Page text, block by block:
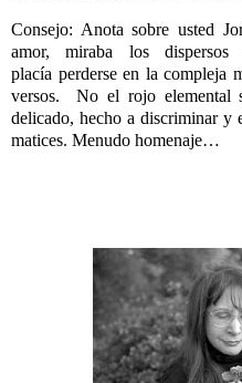
Consejo: Anota sobre usted
amor, miraba los
placía perderse en la compleja
versos. No el rojo elemental
delicado, hecho a discriminar y
matices. Menudo homenaje…